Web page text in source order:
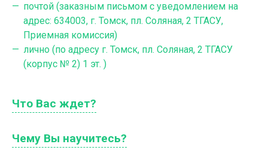
почтой (заказным письмом с уведомлением на
адрес: 634003, г. Томск, пл. Соляная, 2 ТГАСУ,
Приемная комиссия)
лично (по адресу г. Томск, пл. Соляная, 2 ТГАСУ
(корпус № 2) 1 эт. )
Что Вас ждет?
Чему Вы научитесь?